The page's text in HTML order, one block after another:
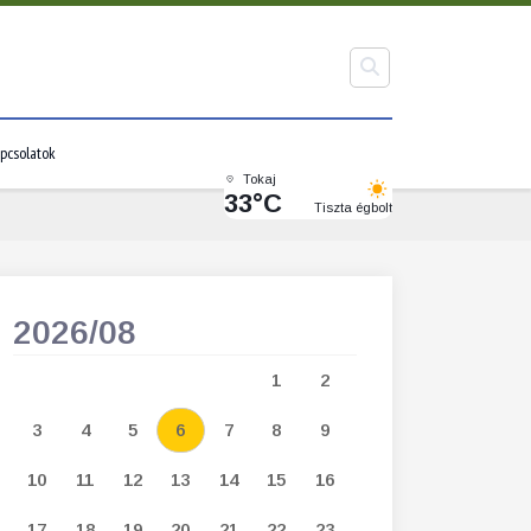
Tokaj
33°C Tiszta égbolt
2026/08
1 2
3 4 5 6 7 8 9
10 11 12 13 14 15 16